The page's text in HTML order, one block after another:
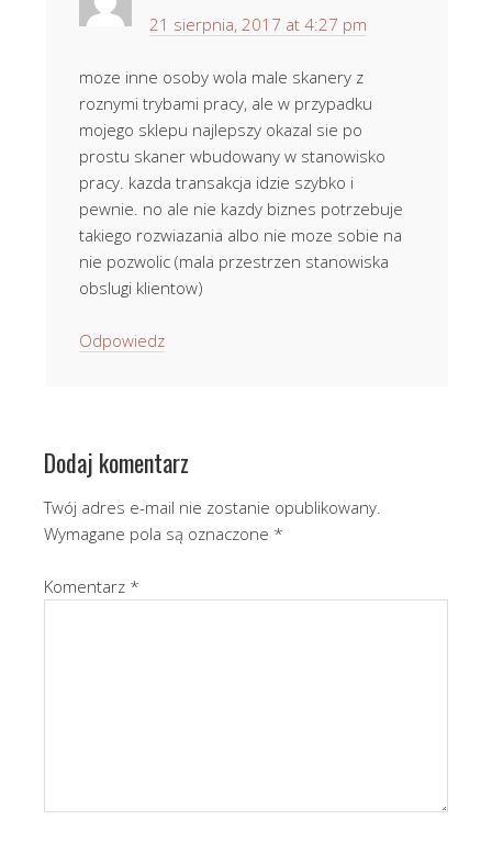
21 sierpnia, 2017 at 4:27 pm
moze inne osoby wola male skanery z
roznymi trybami pracy, ale w przypadku
mojego sklepu najlepszy okazal sie po
prostu skaner wbudowany w stanowisko
pracy. kazda transakcja idzie szybko i
pewnie. no ale nie kazdy biznes potrzebuje
takiego rozwiazania albo nie moze sobie na
nie pozwolic (mala przestrzen stanowiska
obslugi klientow)
Odpowiedz
Dodaj komentarz
Twój adres e-mail nie zostanie opublikowany.
Wymagane pola są oznaczone *
Komentarz *